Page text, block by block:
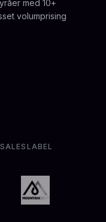
med 10+
volumprising